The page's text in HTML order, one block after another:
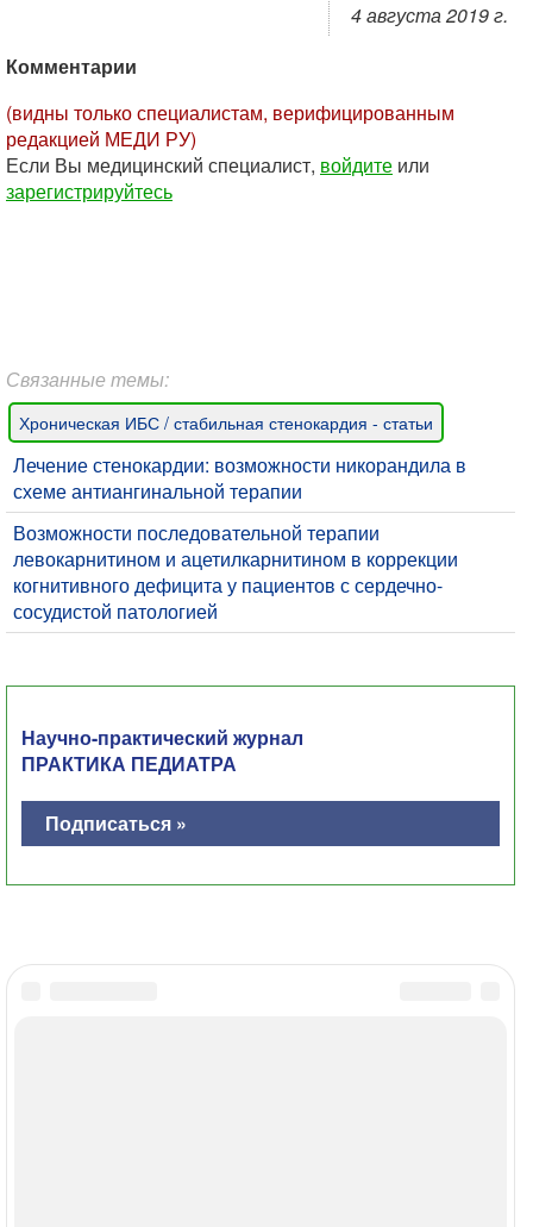
4 августа 2019 г.
Комментарии
(видны только специалистам, верифицированным
редакцией МЕДИ РУ)
Если Вы медицинский специалист, войдите или
зарегистрируйтесь
Связанные темы:
Хроническая ИБС / стабильная стенокардия - статьи
Лечение стенокардии: возможности никорандила в
схеме антиангинальной терапии
Возможности последовательной терапии
левокарнитином и ацетилкарнитином в коррекции
когнитивного дефицита у пациентов с сердечно-
сосудистой патологией
Научно-практический журнал
ПРАКТИКА ПЕДИАТРА
Подписаться »